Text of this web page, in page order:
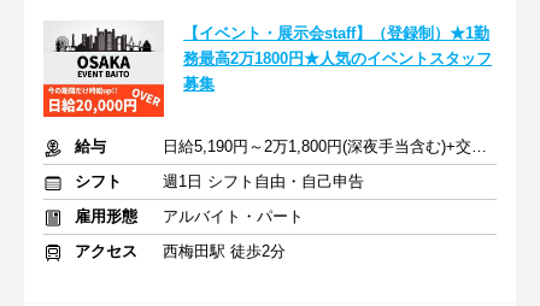
【イベント・展示会staff】（登録制）★1勤
務最高2万1800円★人気のイベントスタッフ
募集
給与
日給5,190円～2万1,800円(深夜手当含む)+交通費支給
シフト
週1日 シフト自由・自己申告
雇用形態
アルバイト・パート
アクセス
西梅田駅 徒歩2分